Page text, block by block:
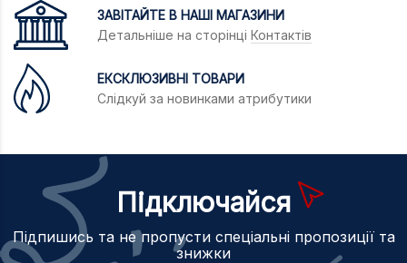
ВСЕ ПРО ТОВАР
ЗАВІТАЙТЕ В НАШІ МАГАЗИНИ
Детальніше на сторінці Контактів
ЕКСКЛЮЗИВНІ ТОВАРИ
Слідкуй за новинками атрибутики
Підключайся
Підпишись та не пропусти спеціальні пропозиції та
знижки